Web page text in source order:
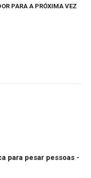
PARA A PRÓXIMA VEZ
para pesar pessoas -